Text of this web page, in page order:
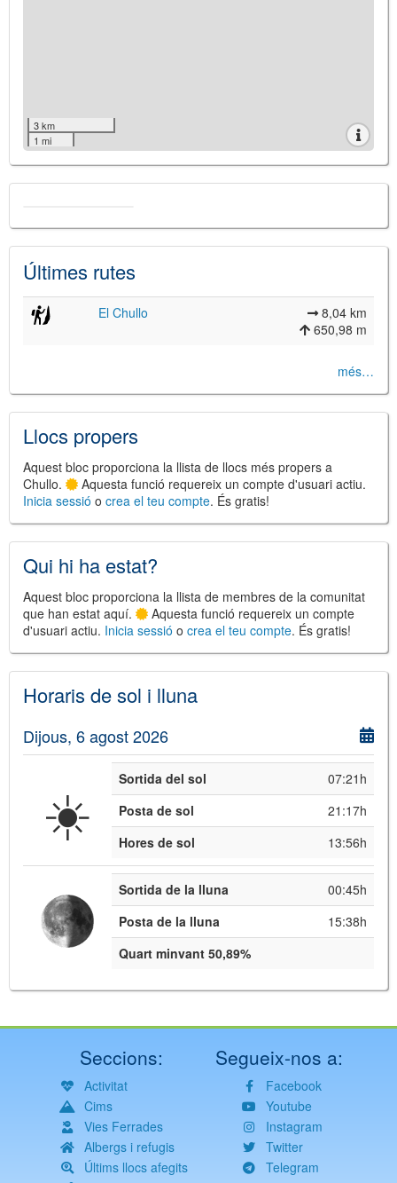
3 km
1 mi
©Leaflet
JS library for interactive maps
Últimes rutes
El Chullo
8,04 km
650,98 m
més…
Llocs propers
Aquest bloc proporciona la llista de llocs més propers a
Chullo.
Aquesta funció requereix un compte d'usuari actiu.
Inicia sessió o crea el teu compte. És gratis!
Qui hi ha estat?
Aquest bloc proporciona la llista de membres de la comunitat
que han estat aquí.
Aquesta funció requereix un compte
d'usuari actiu. Inicia sessió o crea el teu compte. És gratis!
Horaris de sol i lluna
Dijous, 6 agost 2026
☀️ Sortida del sol
07:21h
Posta de sol
21:17h
Hores de sol
13:56h
Sortida de la lluna
00:45h
Posta de la lluna
15:38h
Quart minvant 50,89%
Seccions:
Activitat
Cims
Vies Ferrades
Albergs i refugis
Últims llocs afegits
Segueix-nos a:
Facebook
Youtube
Instagram
Twitter
Telegram